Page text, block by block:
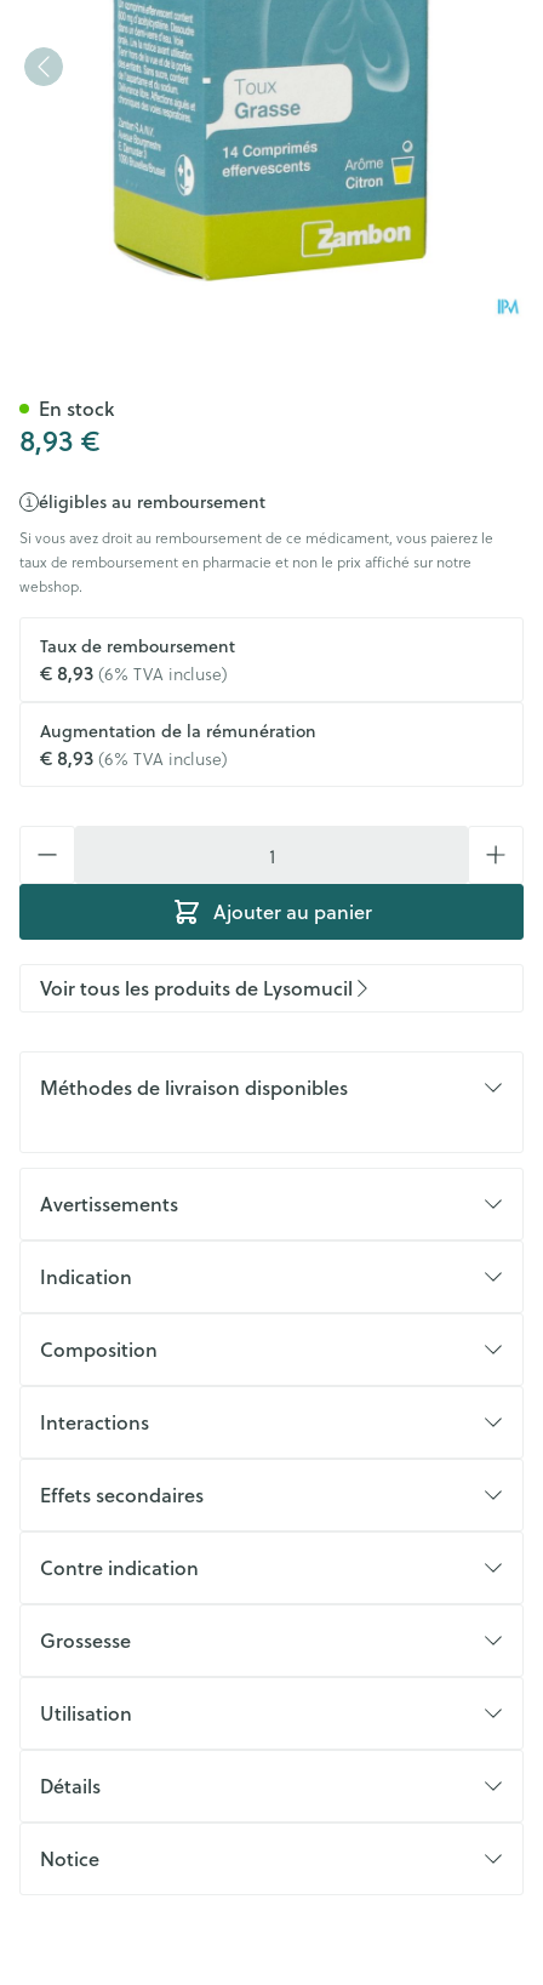
8,93 €
éligibles au remboursement
Si vous avez droit au remboursement de ce médicament, vous paierez le
taux de remboursement en pharmacie et non le prix affiché sur notre
webshop.
Taux de remboursement
€ 8,93(6% TVA incluse)
Augmentation de la rémunération
€ 8,93(6% TVA incluse)
Ajouter au panier
En stock
Voir tous les produits de Lysomucil
Méthodes de livraison disponibles
Avertissements
Indication
Composition
Interactions
Effets secondaires
Contre indication
Grossesse
Utilisation
Détails
Notice